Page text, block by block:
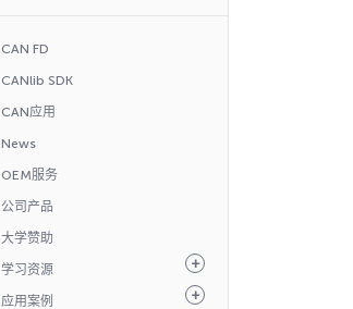
CAN FD
CANlib SDK
CAN应用
News
OEM服务
公司产品
大学赞助
学习资源
应用案例